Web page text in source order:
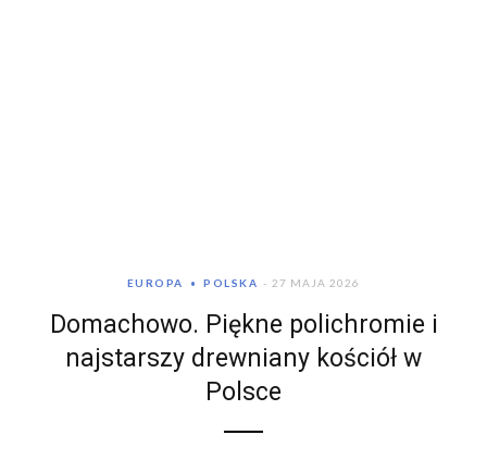
EUROPA POLSKA 27 MAJA 2026
Domachowo. Piękne polichromie i
najstarszy drewniany kościół w
Polsce